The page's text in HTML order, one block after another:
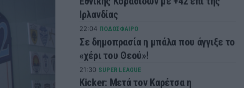
Ιρλανδίας
22:04 ΠΟΔΟΣΦΑΙΡΟ
Σε δημοπρασία η μπάλα που άγγιξε το
«χέρι του Θεού»!
21:30 SUPER LEAGUE
Kicker: Μετά τον Καρέτσα η